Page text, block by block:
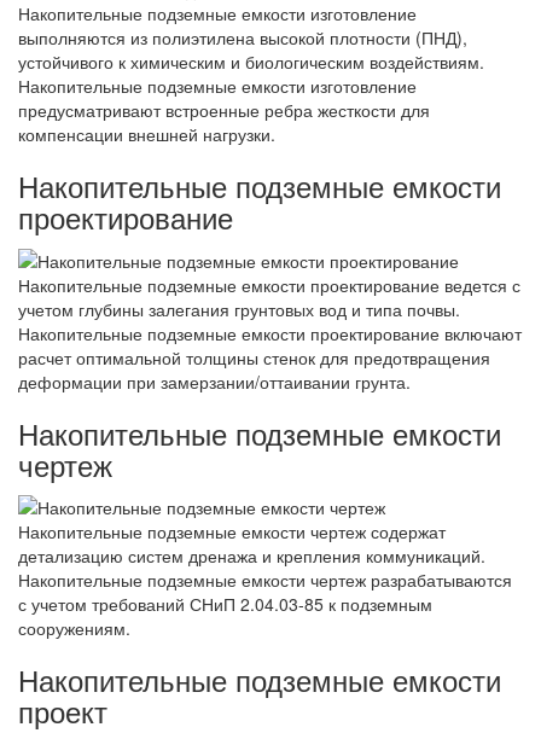
Накопительные подземные емкости изготовление
выполняются из полиэтилена высокой плотности (ПНД),
устойчивого к химическим и биологическим воздействиям.
Накопительные подземные емкости изготовление
предусматривают встроенные ребра жесткости для
компенсации внешней нагрузки.
Накопительные подземные емкости
проектирование
Накопительные подземные емкости проектирование ведется с
учетом глубины залегания грунтовых вод и типа почвы.
Накопительные подземные емкости проектирование включают
расчет оптимальной толщины стенок для предотвращения
деформации при замерзании/оттаивании грунта.
Накопительные подземные емкости
чертеж
Накопительные подземные емкости чертеж содержат
детализацию систем дренажа и крепления коммуникаций.
Накопительные подземные емкости чертеж разрабатываются
с учетом требований СНиП 2.04.03-85 к подземным
сооружениям.
Накопительные подземные емкости
проект